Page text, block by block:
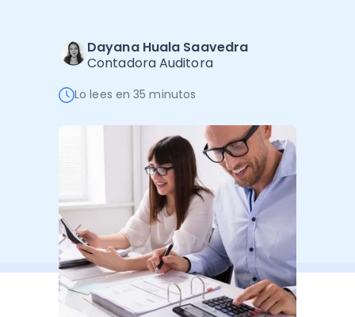
Software Factura y Administración
Autores
Dayana Huala Saavedra
Contadora Auditora
Lo lees en 35 minutos